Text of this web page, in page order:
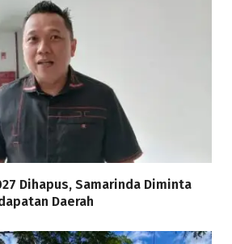
Dihapus, Samarinda Diminta
Daerah